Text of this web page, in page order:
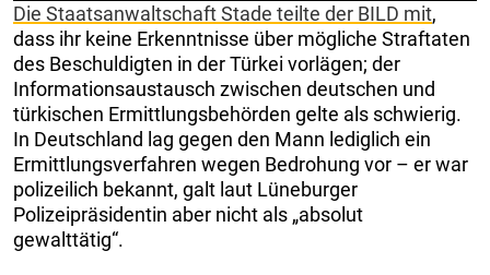
Die Staatsanwaltschaft Stade teilte der BILD mit,
dass ihr keine Erkenntnisse über mögliche Straftaten
des Beschuldigten in der Türkei vorlägen; der
Informationsaustausch zwischen deutschen und
türkischen Ermittlungsbehörden gelte als schwierig.
In Deutschland lag gegen den Mann lediglich ein
Ermittlungsverfahren wegen Bedrohung vor – er war
polizeilich bekannt, galt laut Lüneburger
Polizeipräsidentin aber nicht als „absolut
gewalttätig“.